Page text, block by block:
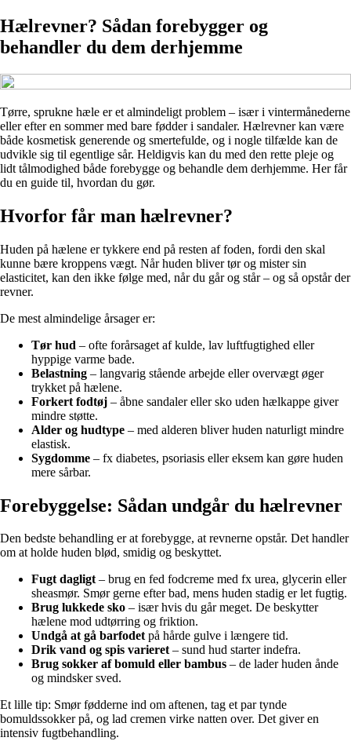
Hælrevner? Sådan forebygger og
behandler du dem derhjemme
Tørre, sprukne hæle er et almindeligt problem – især i vintermånederne
eller efter en sommer med bare fødder i sandaler. Hælrevner kan være
både kosmetisk generende og smertefulde, og i nogle tilfælde kan de
udvikle sig til egentlige sår. Heldigvis kan du med den rette pleje og
lidt tålmodighed både forebygge og behandle dem derhjemme. Her får
du en guide til, hvordan du gør.
Hvorfor får man hælrevner?
Huden på hælene er tykkere end på resten af foden, fordi den skal
kunne bære kroppens vægt. Når huden bliver tør og mister sin
elasticitet, kan den ikke følge med, når du går og står – og så opstår der
revner.
De mest almindelige årsager er:
Tør hud – ofte forårsaget af kulde, lav luftfugtighed eller
hyppige varme bade.
Belastning – langvarig stående arbejde eller overvægt øger
trykket på hælene.
Forkert fodtøj – åbne sandaler eller sko uden hælkappe giver
mindre støtte.
Alder og hudtype – med alderen bliver huden naturligt mindre
elastisk.
Sygdomme – fx diabetes, psoriasis eller eksem kan gøre huden
mere sårbar.
Forebyggelse: Sådan undgår du hælrevner
Den bedste behandling er at forebygge, at revnerne opstår. Det handler
om at holde huden blød, smidig og beskyttet.
Fugt dagligt– brug en fed fodcreme med fx urea, glycerin eller
sheasmør. Smør gerne efter bad, mens huden stadig er let fugtig.
Brug lukkede sko – især hvis du går meget. De beskytter
hælene mod udtørring og friktion.
Undgå at gå barfodetpå hårde gulve i længere tid.
Drik vand og spis varieret– sund hud starter indefra.
Brug sokker af bomuld eller bambus – de lader huden ånde
og mindsker sved.
Et lille tip: Smør fødderne ind om aftenen, tag et par tynde
bomuldssokker på, og lad cremen virke natten over. Det giver en
intensiv fugtbehandling.